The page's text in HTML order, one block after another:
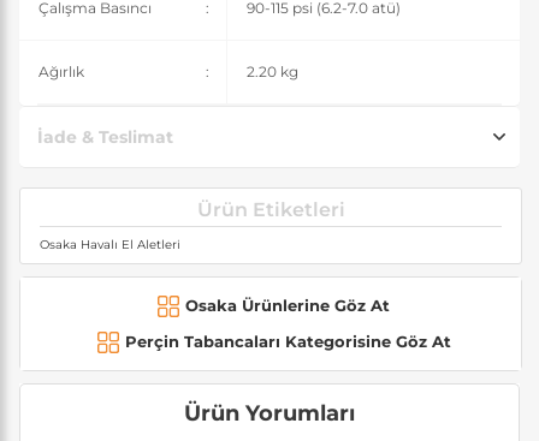
Çalışma Basıncı : 90-115 psi (6.2-7.0 atü)
Ağırlık : 2.20 kg
İade & Teslimat
Ürün Etiketleri
Osaka Havalı El Aletleri
Osaka Ürünlerine Göz At
Perçin Tabancaları Kategorisine Göz At
Ürün Yorumları